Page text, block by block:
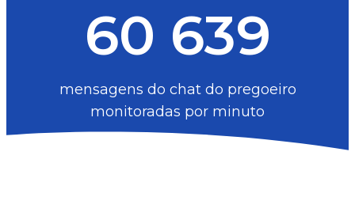
60 639
mensagens do chat do pregoeiro
monitoradas por minuto